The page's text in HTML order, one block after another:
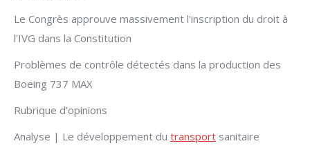
Le Congrès approuve massivement l'inscription du droit à
l'IVG dans la Constitution
Problèmes de contrôle détectés dans la production des
Boeing 737 MAX
Rubrique d'opinions
Analyse | Le développement du transport sanitaire